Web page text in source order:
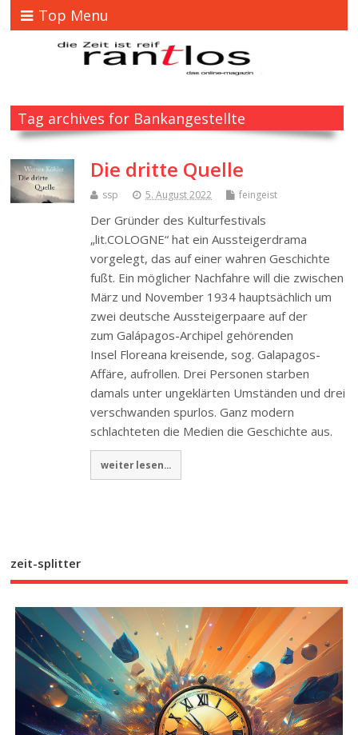
Top Menu
Tag archives for Bankangestellte
Die dritte Quelle
ssp 5. August 2022 feingeist
Der Gründer des Kulturfestivals
„lit.COLOGNE“ hat ein Aussteigerdrama
vorgelegt, das auf einer wahren Geschichte
fußt. Ein möglicher Nachfahre will die zwischen
März und November 1934 hauptsächlich um
zwei deutsche Aussteigerpaare auf der
zum Galápagos-Archipel gehörenden
Insel Floreana kreisende, sog. Galapagos-
Affäre, aufrollen. Drei Personen starben
damals unter ungeklärten Umständen und drei
verschwanden spurlos. Ganz modern
schlachteten die Medien die Geschichte aus.
weiter lesen...
zeit-splitter